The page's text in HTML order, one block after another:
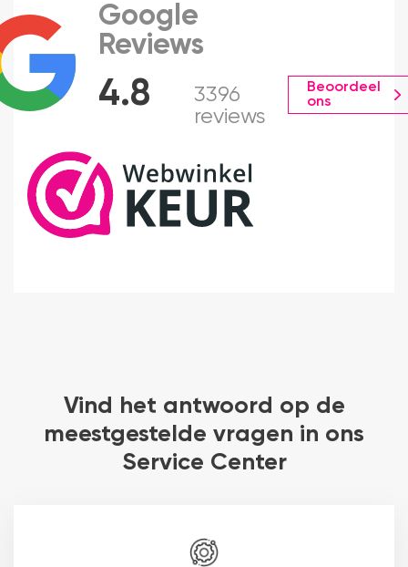
4.8
Google
Reviews
3396
reviews
Beoordeel
ons
Vind het antwoord op de
meestgestelde vragen in ons
Service Center